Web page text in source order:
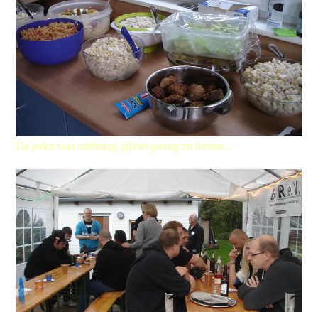
Da jeder was mitbringt gibbet genug zu fretten...